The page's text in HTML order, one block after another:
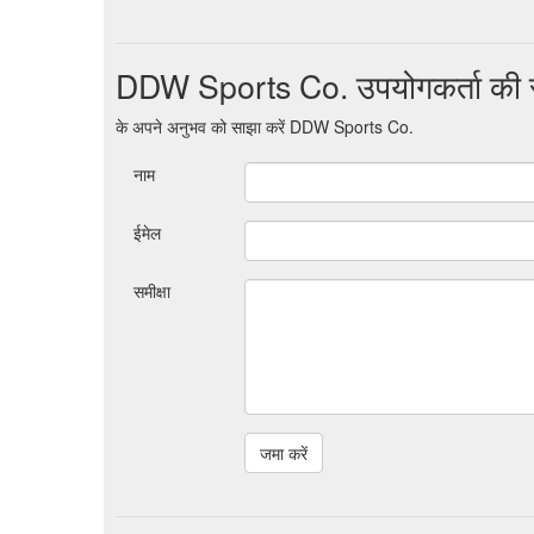
DDW Sports Co. उपयोगकर्ता की
के अपने अनुभव को साझा करें DDW Sports Co.
नाम
ईमेल
समीक्षा